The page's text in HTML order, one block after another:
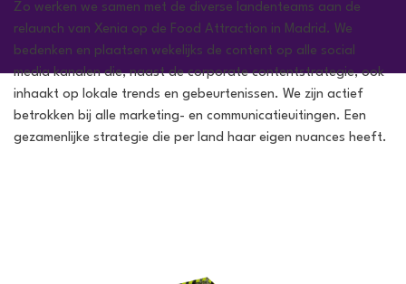
Zo werken we samen met de diverse landenteams aan de
relaunch van Xenia op de Food Attraction in Madrid. We
bedenken en plaatsen wekelijks de content op alle social
media kanalen die, naast de corporate contentstrategie, ook
inhaakt op lokale trends en gebeurtenissen. We zijn actief
betrokken bij alle marketing- en communicatieuitingen. Een
gezamenlijke strategie die per land haar eigen nuances heeft.